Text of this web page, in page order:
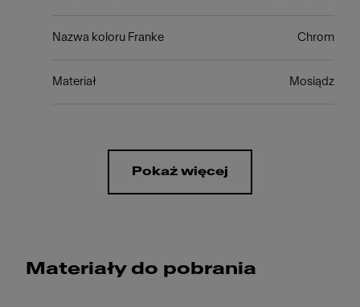
Nazwa koloru Franke Chrom
Materiał Mosiądz
Pokaż więcej
Materiały do pobrania